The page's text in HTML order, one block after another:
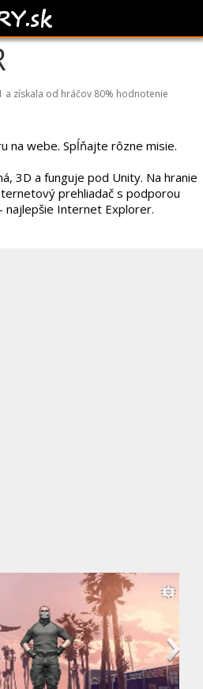
a získala od hráčov 80% hodnotenie
na webe. Spĺňajte rôzne misie.
3D a funguje pod Unity. Na hranie
prehliadač s podporou
najlepšie Internet Explorer.